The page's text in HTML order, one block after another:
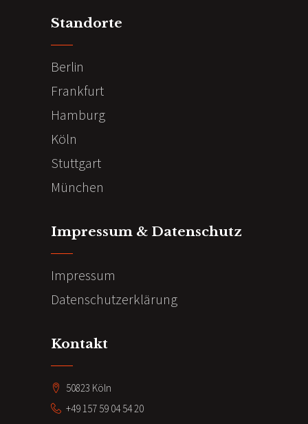
Standorte
Berlin
Frankfurt
Hamburg
Köln
Stuttgart
München
Impressum & Datenschutz
Impressum
Datenschutzerklärung
Kontakt
50823 Köln
+49 157 59 04 54 20